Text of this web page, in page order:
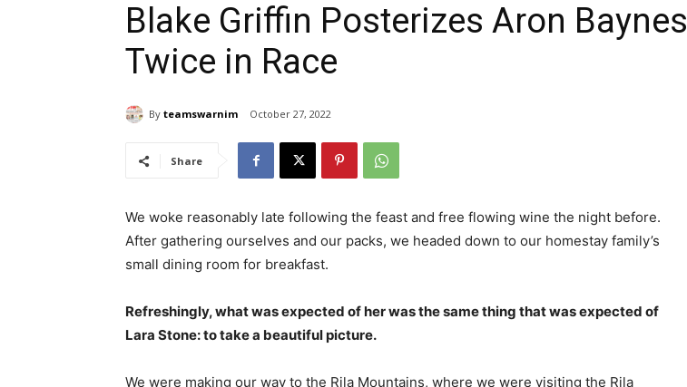
Blake Griffin Posterizes Aron Baynes
Twice in Race
By teamswarnim October 27, 2022
Share
We woke reasonably late following the feast and free flowing wine the night before.
After gathering ourselves and our packs, we headed down to our homestay family’s
small dining room for breakfast.
Refreshingly, what was expected of her was the same thing that was expected of
Lara Stone: to take a beautiful picture.
We were making our way to the Rila Mountains, where we were visiting the Rila